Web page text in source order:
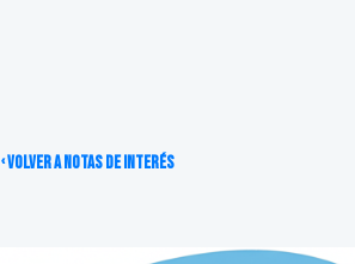
‹ Volver a Notas de Interés